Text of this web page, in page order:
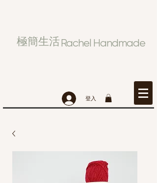
極簡生活Rachel Handmade
登入